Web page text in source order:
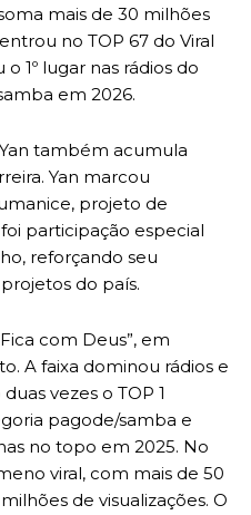
mais de 30 milhões
no TOP 67 do Viral
1º lugar nas rádios do
em 2026.
também acumula
Yan marcou
projeto de
participação especial
reforçando seu
do país.
com Deus”, em
A faixa dominou rádios e
vezes o TOP 1
pagode/samba e
no topo em 2025. No
viral, com mais de 50
de visualizações. O